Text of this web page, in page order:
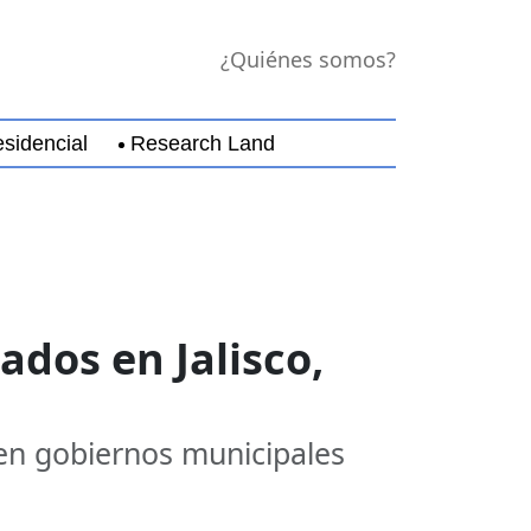
¿Quiénes somos?
Research Land
en Jalisco,
gobiernos municipales